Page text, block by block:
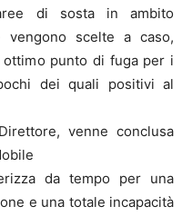
di sosta in ambito
vengono scelte a caso,
punto di fuga per i
dei quali positivi al
venne conclusa
da tempo per una
e una totale incapacità